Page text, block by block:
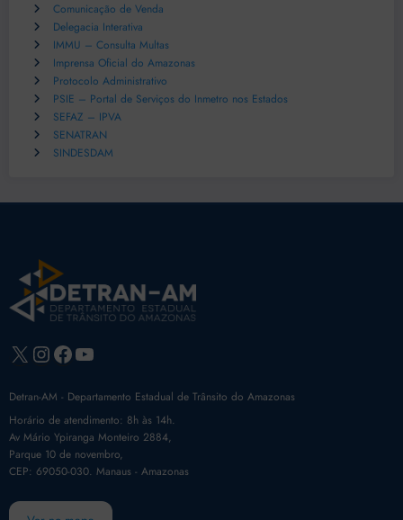
Comunicação de Venda
Delegacia Interativa
IMMU – Consulta Multas
Imprensa Oficial do Amazonas
Protocolo Administrativo
PSIE – Portal de Serviços do Inmetro nos Estados
SEFAZ – IPVA
SENATRAN
SINDESDAM
X Instagram
Facebook
Youtube
Detran-AM - Departamento Estadual de Trânsito do Amazonas
Horário de atendimento: 8h às 14h.
Av Mário Ypiranga Monteiro 2884,
Parque 10 de novembro,
CEP: 69050-030. Manaus - Amazonas